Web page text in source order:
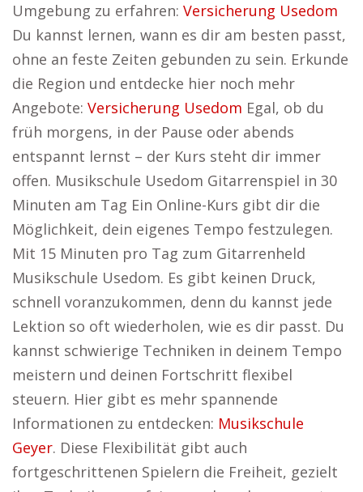
Umgebung zu erfahren: Versicherung Usedom
Du kannst lernen, wann es dir am besten passt,
ohne an feste Zeiten gebunden zu sein. Erkunde
die Region und entdecke hier noch mehr
Angebote: Versicherung Usedom Egal, ob du
früh morgens, in der Pause oder abends
entspannt lernst – der Kurs steht dir immer
offen. Musikschule Usedom Gitarrenspiel in 30
Minuten am Tag Ein Online-Kurs gibt dir die
Möglichkeit, dein eigenes Tempo festzulegen.
Mit 15 Minuten pro Tag zum Gitarrenheld
Musikschule Usedom. Es gibt keinen Druck,
schnell voranzukommen, denn du kannst jede
Lektion so oft wiederholen, wie es dir passt. Du
kannst schwierige Techniken in deinem Tempo
meistern und deinen Fortschritt flexibel
steuern. Hier gibt es mehr spannende
Informationen zu entdecken: Musikschule
Geyer. Diese Flexibilität gibt auch
fortgeschrittenen Spielern die Freiheit, gezielt